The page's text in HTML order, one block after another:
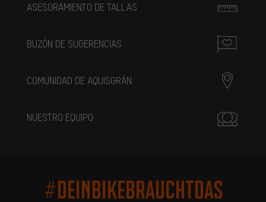
ASESORAMIENTO DE TALLAS
BUZÓN DE SUGERENCIAS
COMUNIDAD DE AQUISGRÁN
NUESTRO EQUIPO
#DEINBIKEBRAUCHTDAS